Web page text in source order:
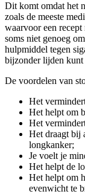
Dit komt omdat het
zoals de meeste
waarvoor een
soms niet genoeg
hulpmiddel tegen
bijzonder lijden kunt
De voordelen van
Het
Het helpt om
Het
Het draagt ​​bij
longkanker;
Je voelt je
Het helpt de
Het helpt om
evenwicht te